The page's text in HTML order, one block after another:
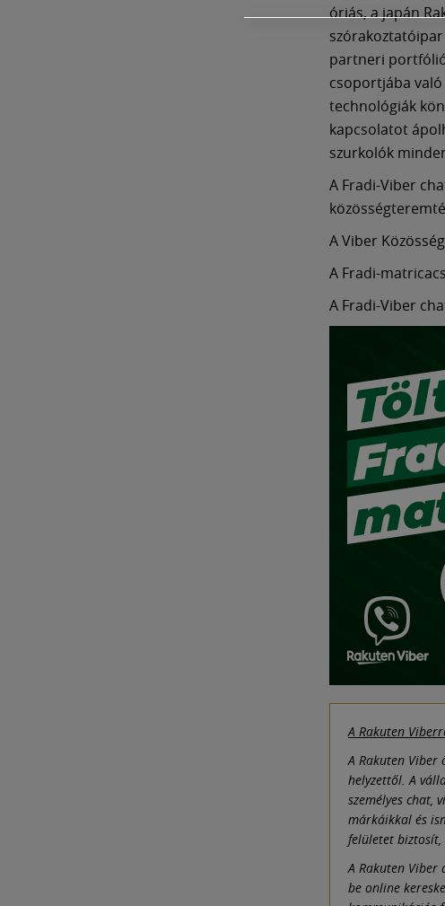
óriás, a japán
partneri
csoportjába
technológiák
kapcsolatot
szurkolók
A Fradi-Viber
A Viber
A Fradi-
A Fradi-Viber
A Rakuten
A Rakuten Viber
helyzettől. A
személyes chat,
márkáikkal és
felületet biztosít,
A Rakuten Viber
be online